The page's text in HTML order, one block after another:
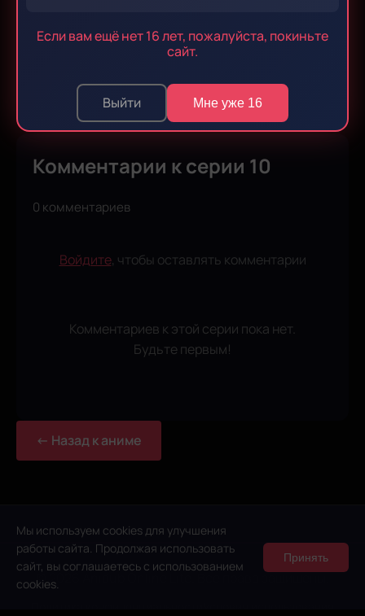
Если вам ещё нет 16 лет, пожалуйста, покиньте
сайт.
Выйти Мне уже 16
Мы используем cookies для улучшения
работы сайта. Продолжая использовать
сайт, вы соглашаетесь с использованием
cookies.
Принять
Эпизод 13
Комментарии к серии 10
0 комментариев
Войдите, чтобы оставлять комментарии
Комментариев к этой серии пока нет.
Будьте первым!
← Назад к аниме
© 2026 Anidub Online Lite. Все права защищены.